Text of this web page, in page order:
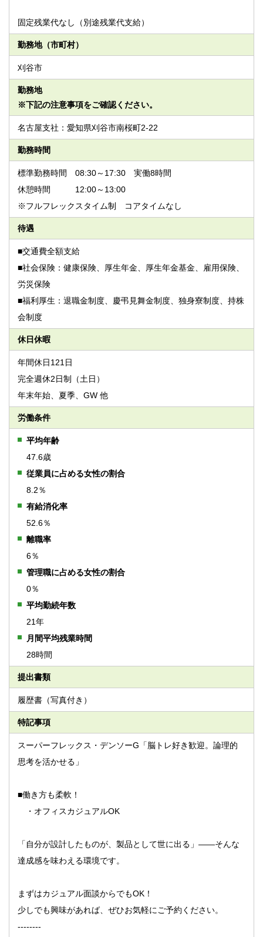
固定残業代なし（別途残業代支給）
勤務地（市町村）
刈谷市
勤務地
※下記の注意事項をご確認ください。
名古屋支社：愛知県刈谷市南桜町2-22
勤務時間
標準勤務時間 08:30～17:30 実働8時間
休憩時間 12:00～13:00
※フルフレックスタイム制 コアタイムなし
待遇
■交通費全額支給
■社会保険：健康保険、厚生年金、厚生年金基金、雇用保険、
労災保険
■福利厚生：退職金制度、慶弔見舞金制度、独身寮制度、持株
会制度
休日休暇
年間休日121日
完全週休2日制（土日）
年末年始、夏季、GW 他
労働条件
平均年齢
47.6歳
従業員に占める女性の割合
8.2％
有給消化率
52.6％
離職率
6％
管理職に占める女性の割合
0％
平均勤続年数
21年
月間平均残業時間
28時間
提出書類
履歴書（写真付き）
特記事項
スーパーフレックス・デンソーG「脳トレ好き歓迎。論理的
思考を活かせる」
■働き方も柔軟！
・オフィスカジュアルOK
「自分が設計したものが、製品として世に出る」――そんな
達成感を味わえる環境です。
まずはカジュアル面談からでもOK！
少しでも興味があれば、ぜひお気軽にご予約ください。
--------